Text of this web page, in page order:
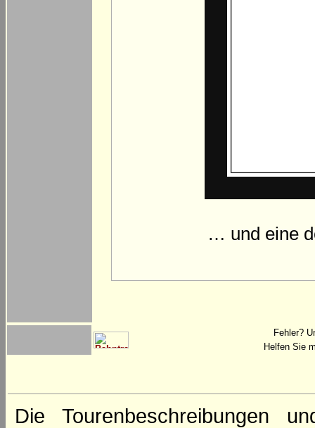
… und eine
Fehler?
Helfen Sie
Die Tourenbeschreibungen